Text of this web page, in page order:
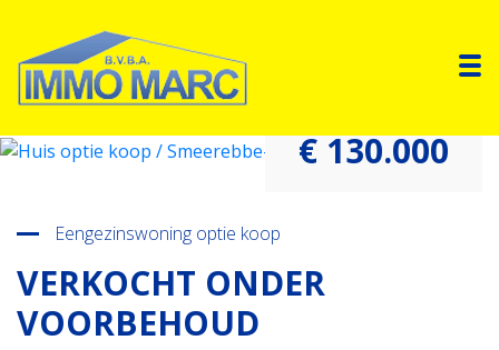
€ 130.000
Terug naar overzicht
Eengezinswoning optie koop
VERKOCHT ONDER
VOORBEHOUD